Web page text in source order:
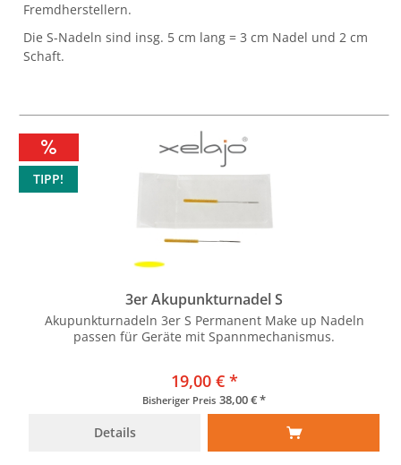
Fremdherstellern.
Die S-Nadeln sind insg. 5 cm lang = 3 cm Nadel und 2 cm
Schaft.
TIPP!
3er Akupunkturnadel S
Akupunkturnadeln 3er S Permanent Make up Nadeln
passen für Geräte mit Spannmechanismus.
19,00 € *
Bisheriger Preis 38,00 € *
Details